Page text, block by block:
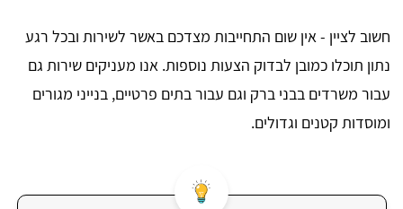
חשוב לציין - אין שום התחייבות מצדכם באשר לשירות ובכל רגע
נתון תוכלו כמובן לבדוק הצעות נוספות. אנו מעניקים שירות גם
עבור משרדים בבני ברק וגם עבור בתים פרטיים, בנייני מגורים
ומוסדות קטנים וגדולים.